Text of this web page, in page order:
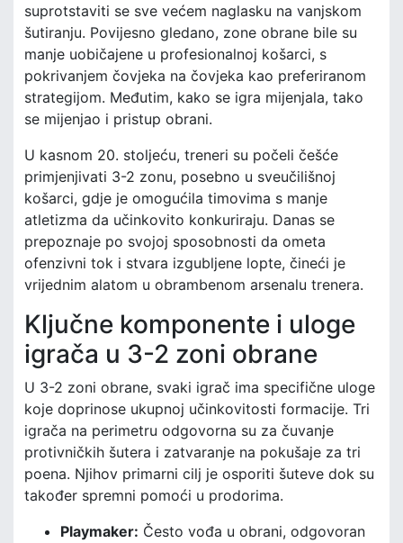
suprotstaviti se sve većem naglasku na vanjskom
šutiranju. Povijesno gledano, zone obrane bile su
manje uobičajene u profesionalnoj košarci, s
pokrivanjem čovjeka na čovjeka kao preferiranom
strategijom. Međutim, kako se igra mijenjala, tako
se mijenjao i pristup obrani.
U kasnom 20. stoljeću, treneri su počeli češće
primjenjivati 3-2 zonu, posebno u sveučilišnoj
košarci, gdje je omogućila timovima s manje
atletizma da učinkovito konkuriraju. Danas se
prepoznaje po svojoj sposobnosti da ometa
ofenzivni tok i stvara izgubljene lopte, čineći je
vrijednim alatom u obrambenom arsenalu trenera.
Ključne komponente i uloge
igrača u 3-2 zoni obrane
U 3-2 zoni obrane, svaki igrač ima specifične uloge
koje doprinose ukupnoj učinkovitosti formacije. Tri
igrača na perimetru odgovorna su za čuvanje
protivničkih šutera i zatvaranje na pokušaje za tri
poena. Njihov primarni cilj je osporiti šuteve dok su
također spremni pomoći u prodorima.
Playmaker: Često vođa u obrani, odgovoran